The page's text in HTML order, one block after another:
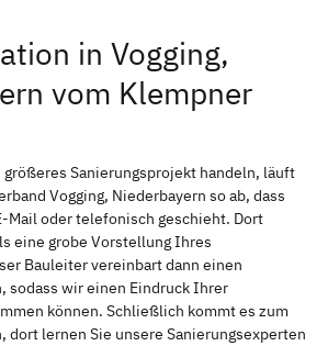
in Vogging,
vom Klempner
Sanierungsprojekt handeln, läuft
Vogging, Niederbayern so ab, dass
Mail oder telefonisch geschieht. Dort
eine grobe Vorstellung Ihres
Bauleiter vereinbart dann einen
sodass wir einen Eindruck Ihrer
können. Schließlich kommt es zum
dort lernen Sie unsere Sanierungsexperten